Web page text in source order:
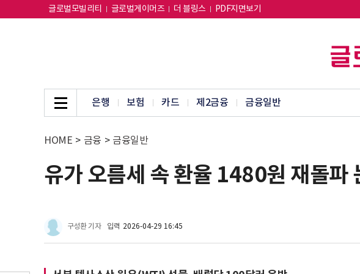
글로벌모빌리티 글로벌게이머즈 더 블링스 PDF지면보기
은행 보험 카드 제2금융 금융일반
HOME > 금융 > 금융일반
유가 오름세 속 환율 1480원 재돌
구성환 기자 입력 2026-04-29 16:45